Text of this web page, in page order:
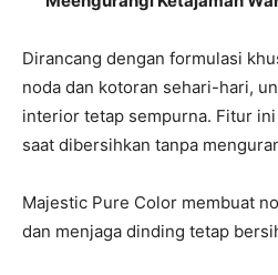
Dirancang dengan formulasi
noda dan kotoran sehari-hari,
interior tetap sempurna. Fitur
saat dibersihkan tanpa
Majestic Pure Color membuat
dan menjaga dinding tetap